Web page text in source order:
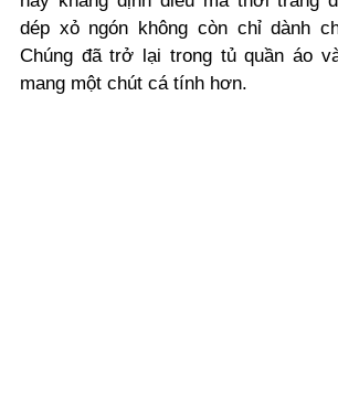
dép xỏ ngón không còn chỉ dành
Chúng đã trở lại trong tủ quần áo
mang một chút cá tính hơn.